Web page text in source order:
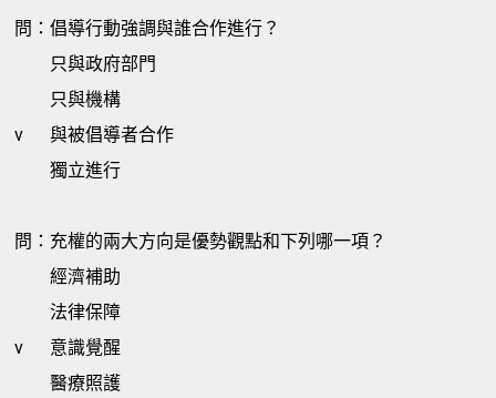
問：倡導行動強調與誰合作進行？
只與政府部門
只與機構
v
與被倡導者合作
獨立進行
問：充權的兩大方向是優勢觀點和下列哪一項？
經濟補助
法律保障
v
意識覺醒
醫療照護